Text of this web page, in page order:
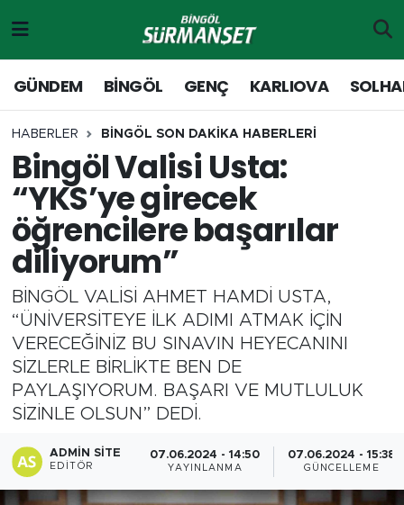
GÜNDEM BİNGÖL GENÇ KARLIOVA
HABERLER BİNGÖL SON DAKİKA HABERLERİ
Bingöl Valisi Usta:
“YKS’ye girecek
öğrencilere başarılar
diliyorum”
BİNGÖL VALİSİ AHMET HAMDİ USTA,
“ÜNİVERSİTEYE İLK ADIMI ATMAK İÇİN
VERECEĞİNİZ BU SINAVIN HEYECANINI
SİZLERLE BİRLİKTE BEN DE
PAYLAŞIYORUM. BAŞARI VE MUTLULUK
SİZİNLE OLSUN” DEDİ.
ADMIN SITE
EDITÖR
07.06.2024 - 14:50
YAYINLANMA
07.06.2024 - 15:38
GÜNCELLEME
Genç
Solhan
Karlıova
Adaklı-Kiğı
Yayladere-Yedisu
MD Prestij Dergisi
Siyaset
Merkez Hava Durumu
Merkez Trafik Yoğunluk Haritası
Süper Lig Puan Durumu ve Fikstür
Tüm Manşetler
Son Dakika Haberleri
Haber Arşivi